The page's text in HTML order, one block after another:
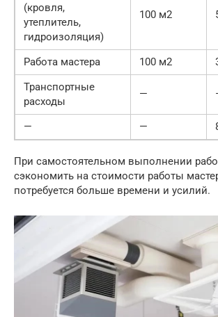
(кровля,
утеплитель,
гидроизоляция)
100 м2
Работа мастера 100 м2
Транспортные
расходы
—
— —
При самостоятельном выполнении
сэкономить на стоимости работы
потребуется больше времени и усилий.